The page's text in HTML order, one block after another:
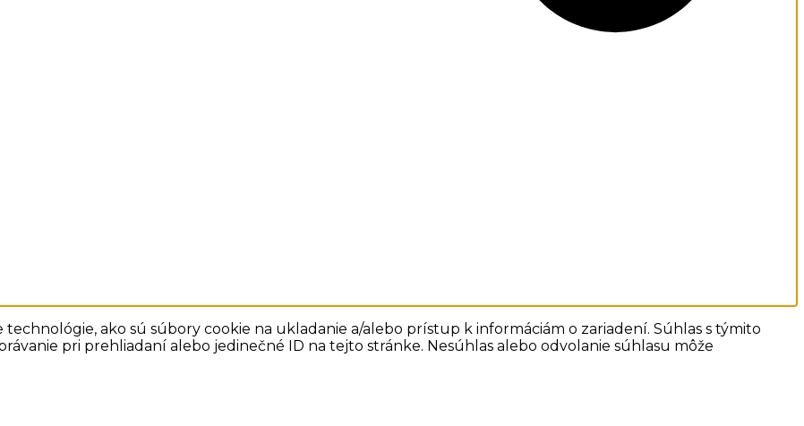
ako sú súbory cookie na ukladanie a/alebo prístup k informáciám o zariadení. Súhlas s týmito
pri prehliadaní alebo jedinečné ID na tejto stránke. Nesúhlas alebo odvolanie súhlasu môže